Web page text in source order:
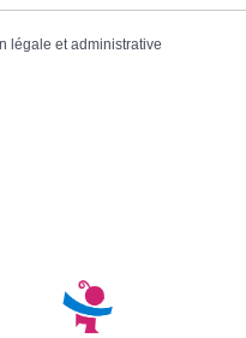
légale et administrative